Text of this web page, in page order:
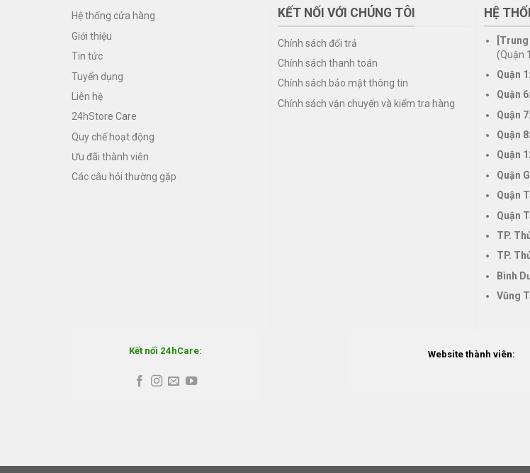
Hệ thống cửa hàng
Giới thiệu
Tin tức
Tuyển dụng
Liên hệ
24hStore Care
Quy chế hoạt động
Ưu đãi thành viên
Các câu hỏi thường gặp
KẾT NỐI VỚI CHÚNG TÔI
Chính sách đổi trả
Chính sách thanh toán
Chính sách bảo mật thông tin
Chính sách vận chuyển và kiểm tra hàng
HỆ
(Quận
Quận 1:
Quận 6:
Quận 7:
Quận 8:
Quận
Quận
Quận
Quận
TP.
TP.
Bình
Vũng
Kết nối 24hCare: Website thành viên: